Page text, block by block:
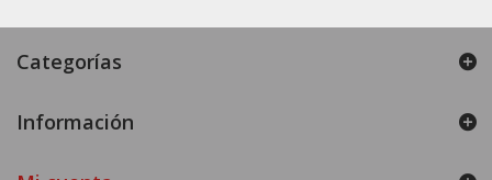
Categorías
Información